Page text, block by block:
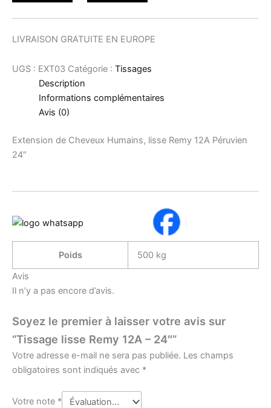
LIVRAISON GRATUITE EN EUROPE
UGS : EXT03 Catégorie : Tissages
Description
Informations complémentaires
Avis (0)
Extension de Cheveux Humains, lisse Remy 12A Péruvien
24″
Poids
500 kg
Avis
Il n’y a pas encore d’avis.
Soyez le premier à laisser votre avis sur
“Tissage lisse Remy 12A – 24″”
Votre adresse e-mail ne sera pas publiée. Les champs
obligatoires sont indiqués avec *
Votre note *